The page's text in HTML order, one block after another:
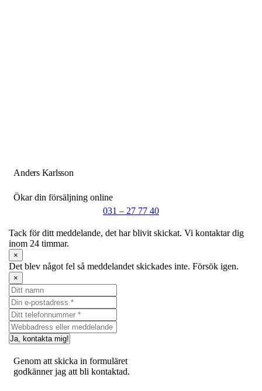
Anders Karlsson
Ökar din försäljning online
031 – 27 77 40
Tack för ditt meddelande, det har blivit skickat. Vi kontaktar dig
inom 24 timmar.
×
Det blev något fel så meddelandet skickades inte. Försök igen.
×
Ja, kontakta mig!
Genom att skicka in formuläret
godkänner jag att bli kontaktad.